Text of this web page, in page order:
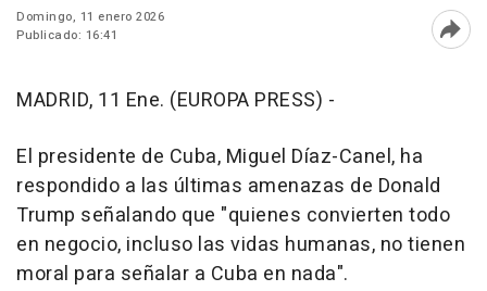
Domingo, 11 enero 2026
Publicado: 16:41
MADRID, 11 Ene. (EUROPA PRESS) -
El presidente de Cuba, Miguel Díaz-Canel, ha
respondido a las últimas amenazas de Donald
Trump señalando que "quienes convierten todo
en negocio, incluso las vidas humanas, no tienen
moral para señalar a Cuba en nada".